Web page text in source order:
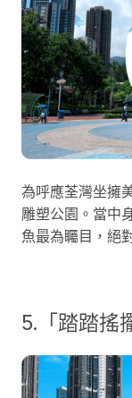
為呼應荃灣坐擁
雕塑公園。當中
魚最為矚目，絕
5.「踏踏搖